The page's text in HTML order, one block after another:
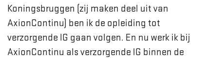
Koningsbruggen (zij maken deel uit van
AxionContinu) ben ik de opleiding tot
verzorgende IG gaan volgen. En nu werk ik bij
AxionContinu als verzorgende IG binnen de